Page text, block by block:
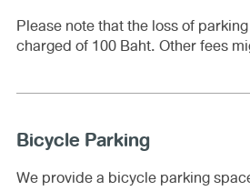
Please note that the loss of
charged of 100 Baht. Other fees
Bicycle Parking
We provide a bicycle parking